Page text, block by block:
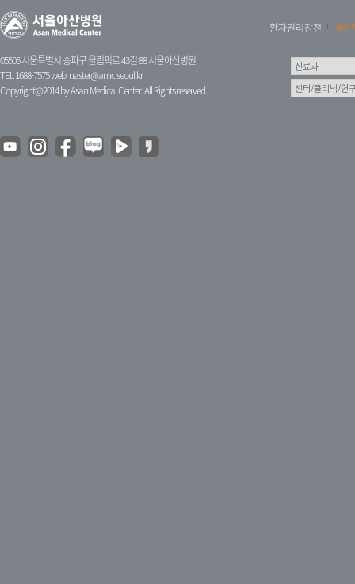
05505 서울특별시 송파구 올림픽로 43길 88 서울아산병원
TEL 1688-7575webmaster@amc.seoul.kr
Copyright@2014 by Asan Medical Center. All Rights reserved.
환자권리장전 개인